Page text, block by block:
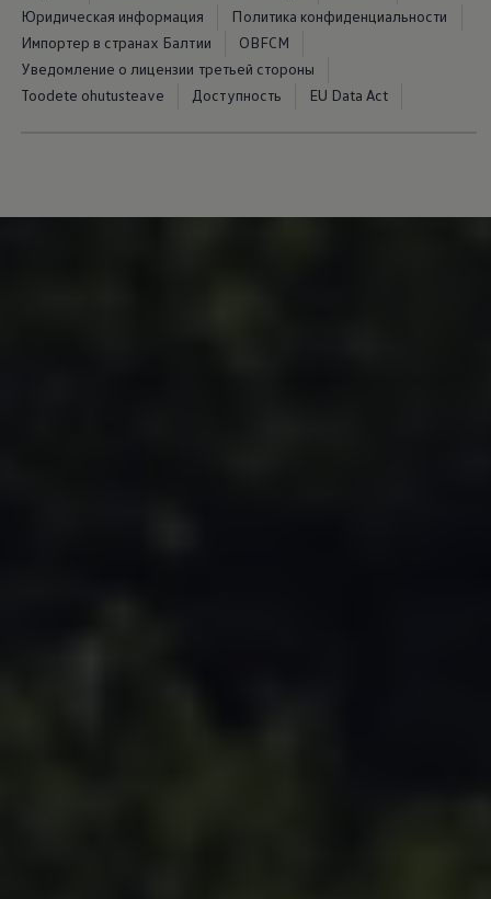
Юридическая информация
Политика конфиденциальности
Импортер в странах Балтии
OBFCM
Уведомление о лицензии третьей стороны
Toodete ohutusteave
Доступность EU Data Act